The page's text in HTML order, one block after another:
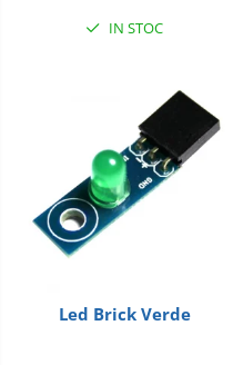
IN STOC
Led Brick Verde